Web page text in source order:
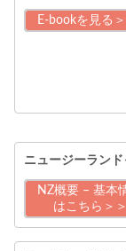
E-bookを見る＞
ニュージーランド
NZ概要 – 基本
はこちら＞＞